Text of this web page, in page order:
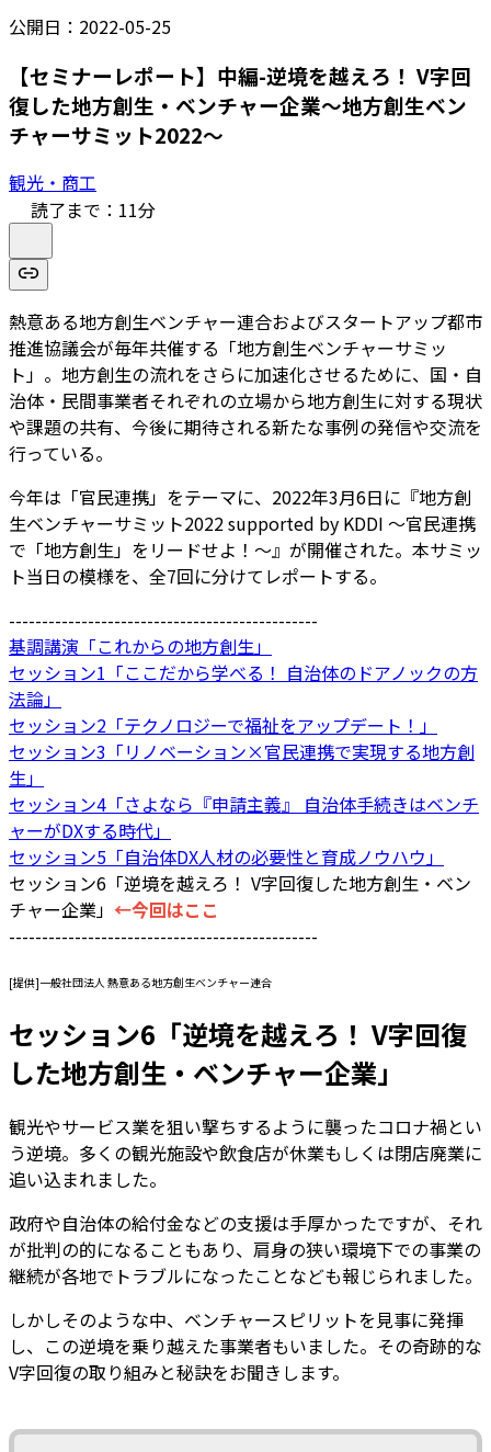
公開日： 2022-05-25
【セミナーレポート】中編-逆境を越えろ！ V字回
復した地⽅創⽣・ベンチャー企業～地方創生ベン
チャーサミット2022～
観光・商工
読了まで： 11分
熱意ある地方創生ベンチャー連合およびスタートアップ都市
推進協議会が毎年共催する「地方創生ベンチャーサミッ
ト」。地方創生の流れをさらに加速化させるために、国・⾃
治体・⺠間事業者それぞれの⽴場から地⽅創⽣に対する現状
や課題の共有、今後に期待される新たな事例の発信や交流を
行っている。
今年は「官民連携」をテーマに、2022年3月6日に『地⽅創
⽣ベンチャーサミット2022 supported by KDDI 〜官⺠連携
で「地⽅創⽣」をリードせよ！〜』が開催された。本サミッ
ト当日の模様を、全7回に分けてレポートする。
-----------------------------------------------
基調講演「これからの地方創生」
セッション1「ここだから学べる！ ⾃治体のドアノックの⽅
法論」
セッション2「テクノロジーで福祉をアップデート！」
セッション3「リノベーション×官⺠連携で実現する地⽅創
⽣」
セッション4「さよなら『申請主義』 ⾃治体⼿続きはベンチ
ャーがDXする時代」
セッション5「⾃治体DX⼈材の必要性と育成ノウハウ」
セッション6「逆境を越えろ！ V字回復した地⽅創⽣・ベン
チャー企業」 ←今回はここ
-----------------------------------------------
[提供]一般社団法人 熱意ある地方創生ベンチャー連合
セッション6「逆境を越えろ！ V字回復
した地⽅創⽣・ベンチャー企業」
観光やサービス業を狙い撃ちするように襲ったコロナ禍とい
う逆境。多くの観光施設や飲⾷店が休業もしくは閉店廃業に
追い込まれました。
政府や⾃治体の給付⾦などの⽀援は⼿厚かったですが、それ
が批判の的になることもあり、肩⾝の狭い環境下での事業の
継続が各地でトラブルになったことなども報じられました。
しかしそのような中、ベンチャースピリットを⾒事に発揮
し、この逆境を乗り越えた事業者もいました。その奇跡的な
V字回復の取り組みと秘訣をお聞きします。